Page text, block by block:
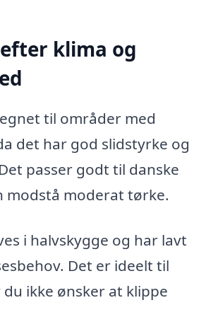
klima og
til områder med
det har god slidstyrke og
passer godt til danske
modstå moderat tørke.
i halvskygge og har lavt
Det er ideelt til
ikke ønsker at klippe